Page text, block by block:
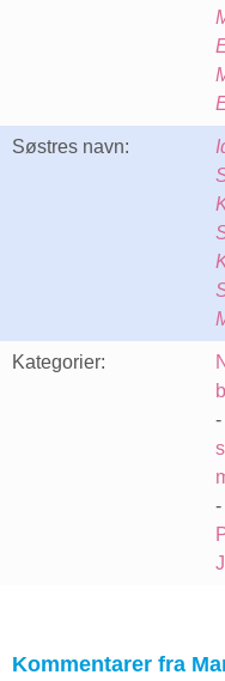
Søstres navn:
Kategorier:
-
-
Kommentarer fra